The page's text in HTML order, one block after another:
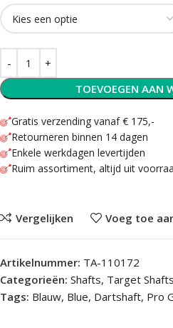
TOEVOEGEN AAN
Gratis verzending vanaf € 175,-
Retourneren binnen 14 dagen
Enkele werkdagen levertijden
Ruim assortiment, altijd uit
Vergelijken Voeg toe
Artikelnummer: TA-110172
Categorieën: Shafts, Target Shafts
Tags: Blauw, Blue, Dartshaft, Pro